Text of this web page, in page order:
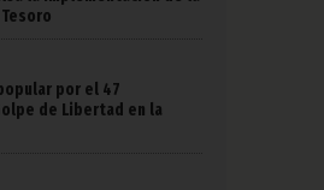
por el 47
de Libertad en la